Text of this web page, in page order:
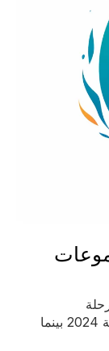
المجموعات في بطولة كأس الأمم الأوروبية 2024 بينما